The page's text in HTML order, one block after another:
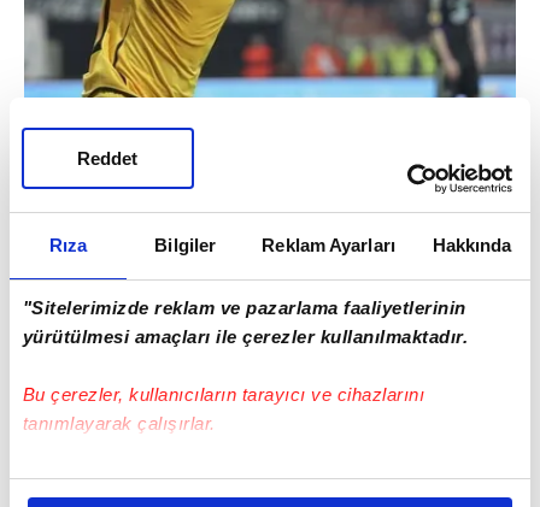
Rıza Bilgiler Reklam Ayarları Hakkında
"Sitelerimizde reklam ve pazarlama faaliyetlerinin
yürütülmesi amaçları ile çerezler kullanılmaktadır.
Bu çerezler, kullanıcıların tarayıcı ve cihazlarını
tanımlayarak çalışırlar.
Bu çerezlere izin vermeniz halinde sizlere özel
Reddet
AEK - 9,271